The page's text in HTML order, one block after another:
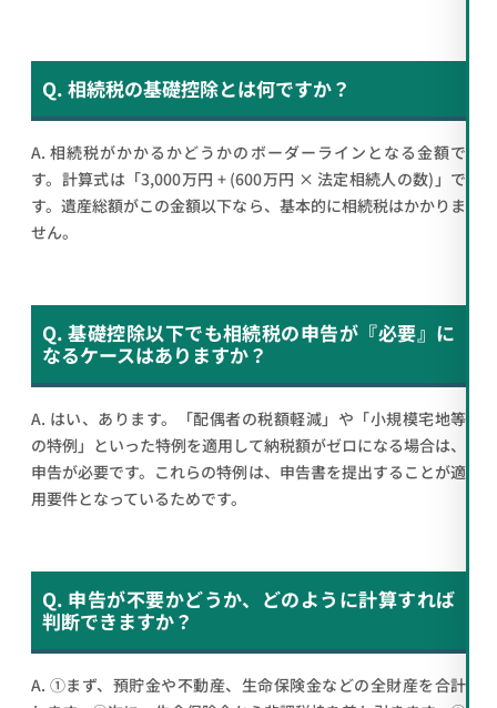
Q. 相続税の基礎控除とは何ですか？
A. 相続税がかかるかどうかのボーダーラインとなる金額で
す。計算式は「3,000万円 + (600万円 × 法定相続人の数)」で
す。遺産総額がこの金額以下なら、基本的に相続税はかかりま
せん。
Q. 基礎控除以下でも相続税の申告が『必要』に
なるケースはありますか？
A. はい、あります。「配偶者の税額軽減」や「小規模宅地等
の特例」といった特例を適用して納税額がゼロになる場合は、
申告が必要です。これらの特例は、申告書を提出することが適
用要件となっているためです。
Q. 申告が不要かどうか、どのように計算すれば
判断できますか？
A. ①まず、預貯金や不動産、生命保険金などの全財産を合計